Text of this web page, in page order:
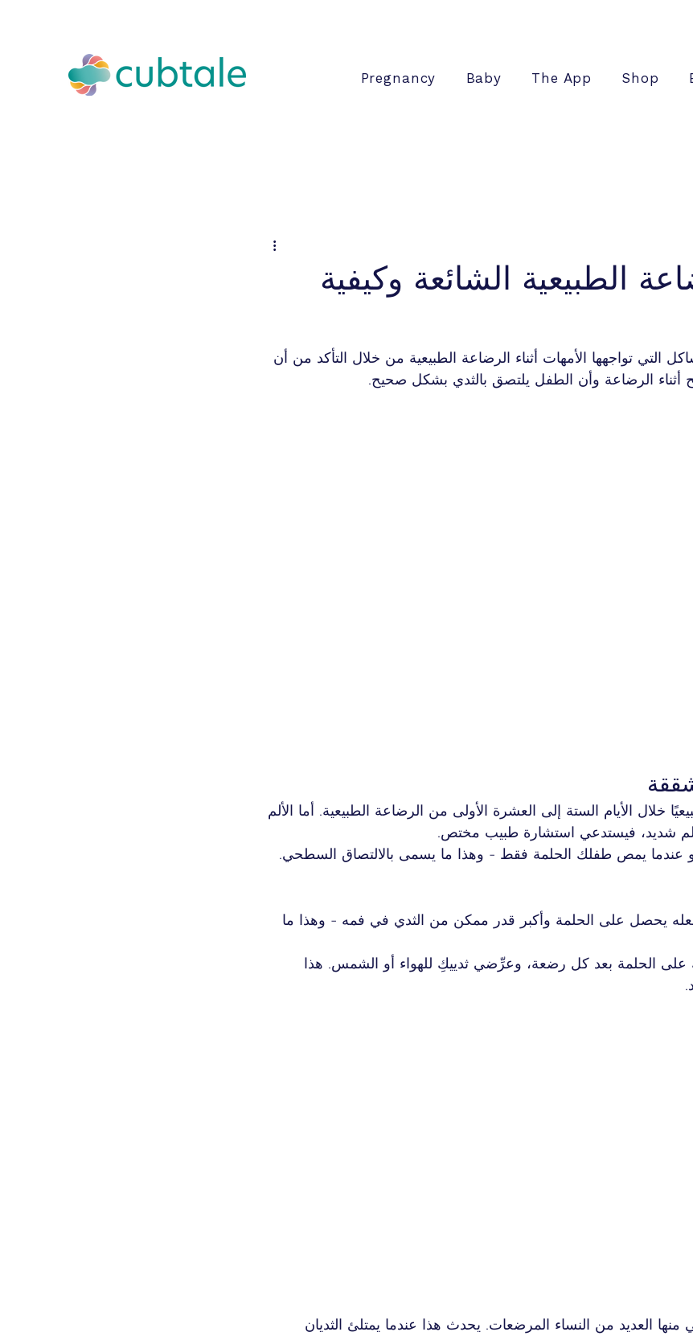
Pregnancy Baby The App Shop
الطبيعية الشائعة وكيفية
التي تواجهها الأمهات أثناء الرضاعة الطبيعية من خلال التأكد من أن
الرضاعة وأن الطفل يلتصق بالثدي بشكل صحيح.
خلال الأيام الستة إلى العشرة الأولى من الرضاعة الطبيعية. أما الألم
شديد، فيستدعي استشارة طبيب مختص.
عندما يمص طفلك الحلمة فقط - وهذا ما يسمى بالالتصاق السطحي.
يحصل على الحلمة وأكبر قدر ممكن من الثدي في فمه - وهذا ما
الحلمة بعد كل رضعة، وعرِّضي ثدييكِ للهواء أو الشمس. هذا
منها العديد من النساء المرضعات. يحدث هذا عندما يمتلئ الثديان